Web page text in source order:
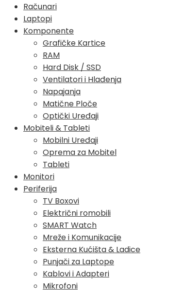
Računari
Laptopi
Komponente
Grafičke Kartice
RAM
Hard Disk / SSD
Ventilatori i Hlađenja
Napajanja
Matične Ploče
Optički Uređaji
Mobiteli & Tableti
Mobilni Uređaji
Oprema za Mobitel
Tableti
Monitori
Periferija
TV Boxovi
Električni romobili
SMART Watch
Mreže i Komunikacije
Eksterna Kućišta & Ladice
Punjači za Laptope
Kablovi i Adapteri
Mikrofoni